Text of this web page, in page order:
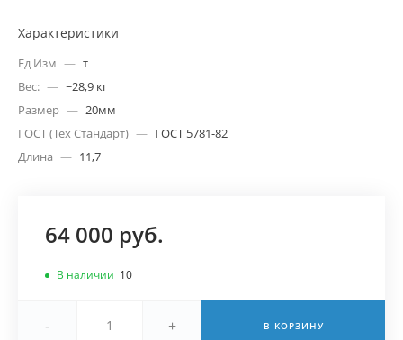
Характеристики
Ед Изм — т
Вес: — ~28,9 кг
Размер — 20мм
ГОСТ (Тех Стандарт) — ГОСТ 5781-82
Длина — 11,7
64 000 руб.
В наличии 10
- + В КОРЗИНУ